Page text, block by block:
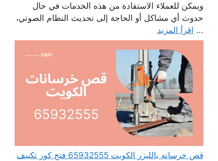
ويمكن للعملاء الاستفادة من هذه الخدمات في حال
حدوث أي مشاكل أو الحاجة إلى تحديث النظام الصوتي،
... اقرأ المزيد
قص خرسانه بالليزر الكويت 65932555 فتح كور تكييف